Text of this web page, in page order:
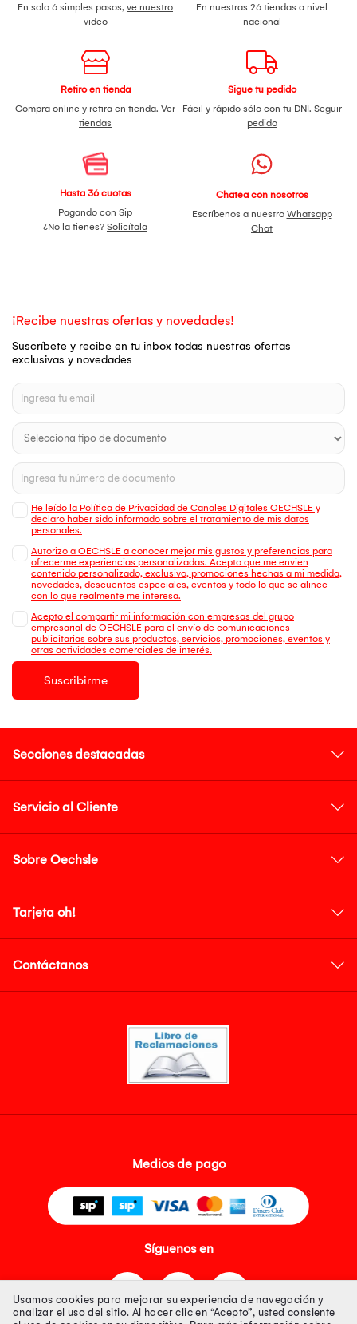
En solo 6 simples pasos, ve nuestro
video
En nuestras 26 tiendas a nivel
nacional
Retiro en tienda
Compra online y retira en tienda. Ver
tiendas
Sigue tu pedido
Fácil y rápido sólo con tu DNI. Seguir
pedido
Hasta 36 cuotas
Pagando con Sip
¿No la tienes? Solicítala
Chatea con nosotros
Escríbenos a nuestro Whatsapp
Chat
¡Recibe nuestras ofertas y novedades!
Suscríbete y recibe en tu inbox todas nuestras ofertas
exclusivas y novedades
He leído la Política de Privacidad de Canales Digitales OECHSLE y
declaro haber sido informado sobre el tratamiento de mis datos
personales.
Autorizo a OECHSLE a conocer mejor mis gustos y preferencias para
ofrecerme experiencias personalizadas. Acepto que me envien
contenido personalizado, exclusivo, promociones hechas a mi medida,
novedades, descuentos especiales, eventos y todo lo que se alinee
con lo que realmente me interesa.
Acepto el compartir mi información con empresas del grupo
empresarial de OECHSLE para el envío de comunicaciones
publicitarias sobre sus productos, servicios, promociones, eventos y
otras actividades comerciales de interés.
Suscribirme
Secciones destacadas
Servicio al Cliente
Sobre Oechsle
Tarjeta oh!
Contáctanos
Medios de pago
Síguenos en
Usamos cookies para mejorar su experiencia de navegación y
analizar el uso del sitio. Al hacer clic en “Acepto”, usted consiente